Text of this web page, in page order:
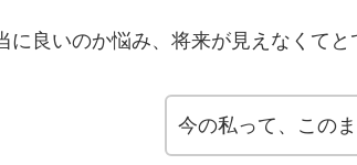
良いのか悩み、将来が見えなくてと
今の私って、この